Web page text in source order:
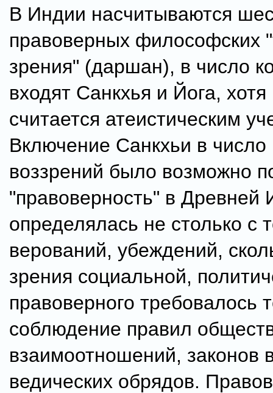
В Индии насчитываются
правоверных философских
зрения" (даршан), в число
входят Санкхья и Йога,
считается атеистическим
Включение Санкхьи в
воззрений было возможно
"правоверность" в Древней
определялась не столько с
верований, убеждений,
зрения социальной,
правоверного требовалось
соблюдение правил
взаимоотношений, законов
ведических обрядов.